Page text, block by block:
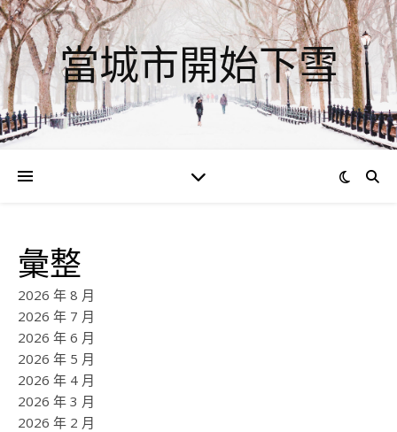
當城市開始下雪
彙整
2026 年 8 月
2026 年 7 月
2026 年 6 月
2026 年 5 月
2026 年 4 月
2026 年 3 月
2026 年 2 月